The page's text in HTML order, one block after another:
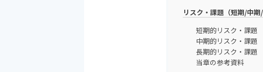
リスク・課題（短期/中期/
短期的リスク・課題
中期的リスク・課題
長期的リスク・課題
当章の参考資料